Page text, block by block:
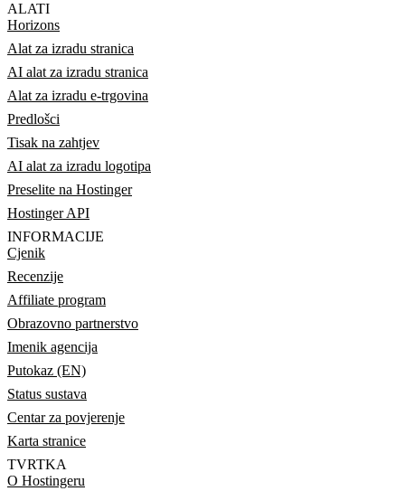
ALATI
Horizons
Alat za izradu stranica
AI alat za izradu stranica
Alat za izradu e-trgovina
Predlošci
Tisak na zahtjev
AI alat za izradu logotipa
Preselite na Hostinger
Hostinger API
INFORMACIJE
Cjenik
Recenzije
Affiliate program
Obrazovno partnerstvo
Imenik agencija
Putokaz (EN)
Status sustava
Centar za povjerenje
Karta stranice
TVRTKA
O Hostingeru